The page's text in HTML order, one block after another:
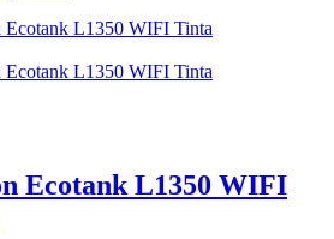
Ecotank L1350 WIFI